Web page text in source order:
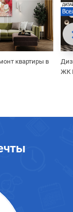
квартиры в
ЖК